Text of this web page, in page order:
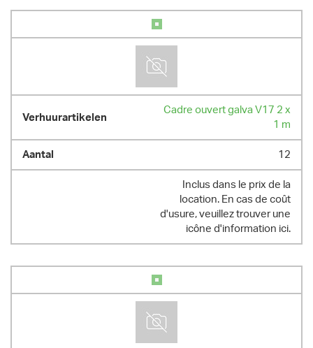
Cadre ouvert galva V17 2 x
1 m
12
Inclus dans le prix de la
location. En cas de coût
d'usure, veuillez trouver une
icône d'information ici.